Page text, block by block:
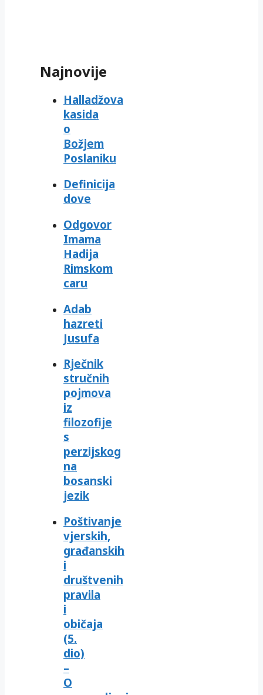
Najnovije
Halladžova
kasida
o
Božjem
Poslaniku
Definicija
dove
Odgovor
Imama
Hadija
Rimskom
caru
Adab
hazreti
Jusufa
Rječnik
stručnih
pojmova
iz
filozofije
s
perzijskog
na
bosanski
jezik
Poštivanje
vjerskih,
građanskih
i
društvenih
pravila
i
običaja
(5.
dio)
–
O